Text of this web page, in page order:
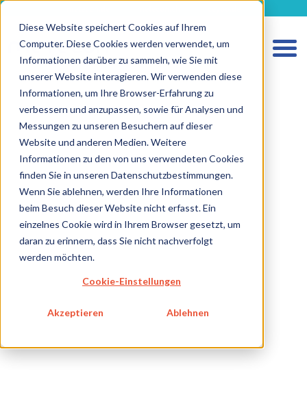
Diese Website speichert Cookies auf Ihrem
Computer. Diese Cookies werden verwendet, um
Informationen darüber zu sammeln, wie Sie mit
unserer Website interagieren. Wir verwenden diese
Informationen, um Ihre Browser-Erfahrung zu
verbessern und anzupassen, sowie für Analysen und
Messungen zu unseren Besuchern auf dieser
Website und anderen Medien. Weitere
Informationen zu den von uns verwendeten Cookies
finden Sie in unseren Datenschutzbestimmungen.
Wenn Sie ablehnen, werden Ihre Informationen
beim Besuch dieser Website nicht erfasst. Ein
einzelnes Cookie wird in Ihrem Browser gesetzt, um
daran zu erinnern, dass Sie nicht nachverfolgt
werden möchten.
Cookie-Einstellungen
Akzeptieren Ablehnen
LEISTUNGEN MEDIZINPRODUKTE
ZUKUNFTSSTARKE LÖSUNGEN
BLOG
IMPRESSUM